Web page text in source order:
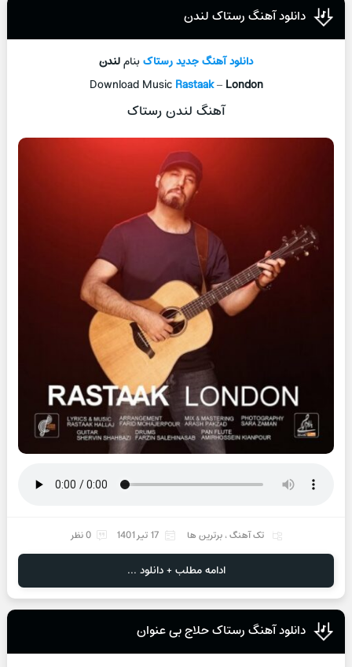
دانلود آهنگ رستاک لندن
دانلود آهنگ جدیدرستاکبناملندن
Download Music Rastaak– London
آهنگ لندن رستاک
تک آهنگ، برترین ها 17 تیر 1401 0 نظر
ادامه مطلب + دانلود ...
دانلود آهنگ رستاک حلاج بی عنوان